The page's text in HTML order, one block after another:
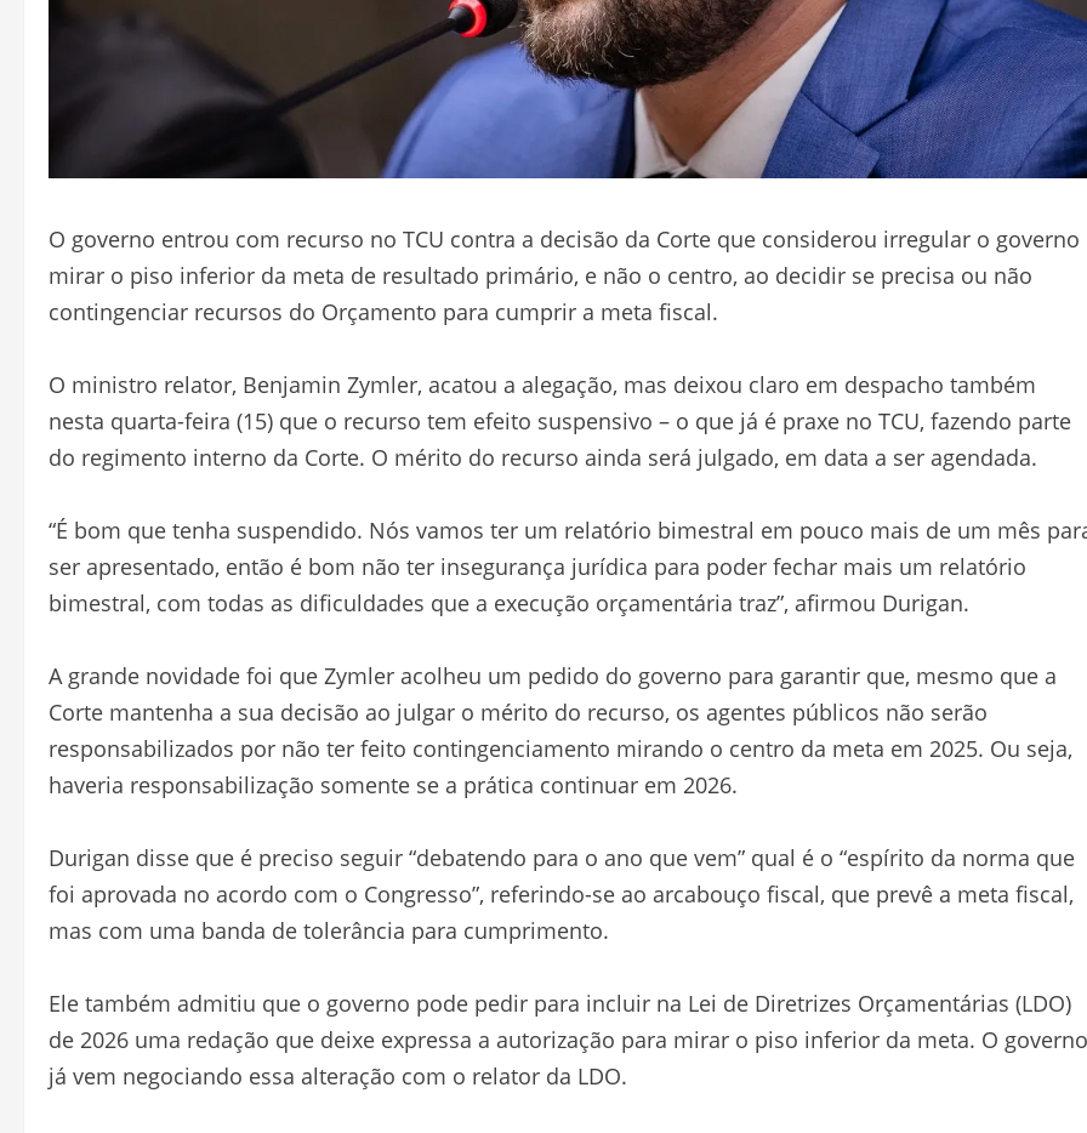
O governo entrou com recurso no TCU contra a decisão da Corte que considerou irregular o governo
mirar o piso inferior da meta de resultado primário, e não o centro, ao decidir se precisa ou não
contingenciar recursos do Orçamento para cumprir a meta fiscal.
O ministro relator, Benjamin Zymler, acatou a alegação, mas deixou claro em despacho também
nesta quarta-feira (15) que o recurso tem efeito suspensivo – o que já é praxe no TCU, fazendo parte
do regimento interno da Corte. O mérito do recurso ainda será julgado, em data a ser agendada.
“É bom que tenha suspendido. Nós vamos ter um relatório bimestral em pouco mais de um mês
ser apresentado, então é bom não ter insegurança jurídica para poder fechar mais um relatório
bimestral, com todas as dificuldades que a execução orçamentária traz”, afirmou Durigan.
A grande novidade foi que Zymler acolheu um pedido do governo para garantir que, mesmo que a
Corte mantenha a sua decisão ao julgar o mérito do recurso, os agentes públicos não serão
responsabilizados por não ter feito contingenciamento mirando o centro da meta em 2025. Ou seja,
haveria responsabilização somente se a prática continuar em 2026.
Durigan disse que é preciso seguir “debatendo para o ano que vem” qual é o “espírito da norma que
foi aprovada no acordo com o Congresso”, referindo-se ao arcabouço fiscal, que prevê a meta fiscal,
mas com uma banda de tolerância para cumprimento.
Ele também admitiu que o governo pode pedir para incluir na Lei de Diretrizes Orçamentárias (LDO)
de 2026 uma redação que deixe expressa a autorização para mirar o piso inferior da meta. O governo
já vem negociando essa alteração com o relator da LDO.